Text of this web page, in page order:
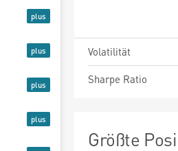
Volatilität
Sharpe Ratio
Größte